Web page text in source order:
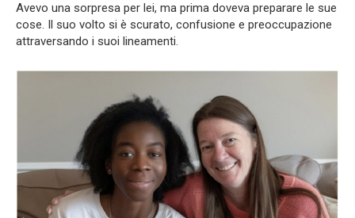
Avevo una sorpresa per lei, ma prima doveva preparare le sue
cose. Il suo volto si è scurato, confusione e preoccupazione
attraversando i suoi lineamenti.